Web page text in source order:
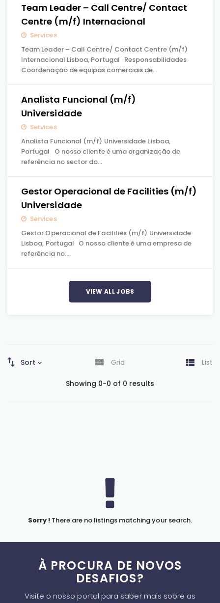
Team Leader – Call Centre/ Contact
Centre (m/f) Internacional
Services
Team Leader – Call Centre/ Contact Centre (m/f)
Internacional Lisboa, Portugal Responsabilidades
Coordenação de equipas comerciais de…
Analista Funcional (m/f)
Universidade
Services
Analista Funcional (m/f) Universidade Lisboa,
Portugal O nosso cliente é uma organização de
referência no sector do…
Gestor Operacional de Facilities (m/f)
Universidade
Services
Gestor Operacional de Facilities (m/f) Universidade
Lisboa, Portugal O nosso cliente é uma empresa de
referência no…
VIEW ALL JOBS
Sort Grid List
Showing 0-0 of 0 results
Sorry ! There are no listings matching your search.
À PROCURA DE NOVOS
DESAFIOS?
Visite o nosso portal para saber mais sobre as